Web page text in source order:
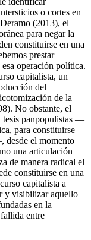
o cortes en
(2013), el
para negar la
constituirse en una
prestar
operación política.
capitalista, un
del
de la
No obstante, el
tesis panpopulistas —
para constituirse
desde el momento
una articulación
de manera radical el
constituirse en una
capitalista a
y visibilizar aquello
en la
entre